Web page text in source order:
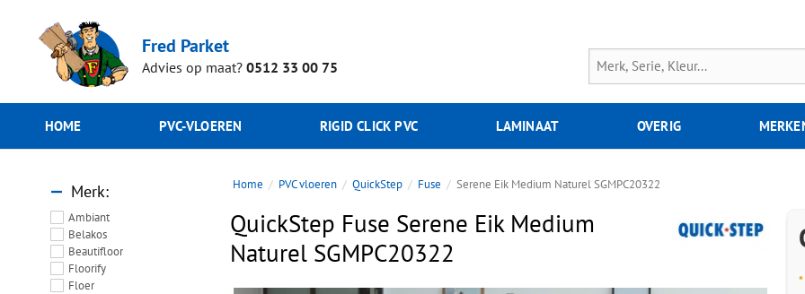
Fred Parket
Advies op maat? 0512 33 00 75
HOME PVC-VLOEREN RIGID CLICK PVC LAMINAAT OVERIG
Merk
Ambiant
Belakos
Beautifloor
Floorify
Floer
Home PVC vloeren QuickStep Fuse Serene Eik Medium Naturel SGMPC20322
QuickStep Fuse Serene Eik Medium
Naturel SGMPC20322